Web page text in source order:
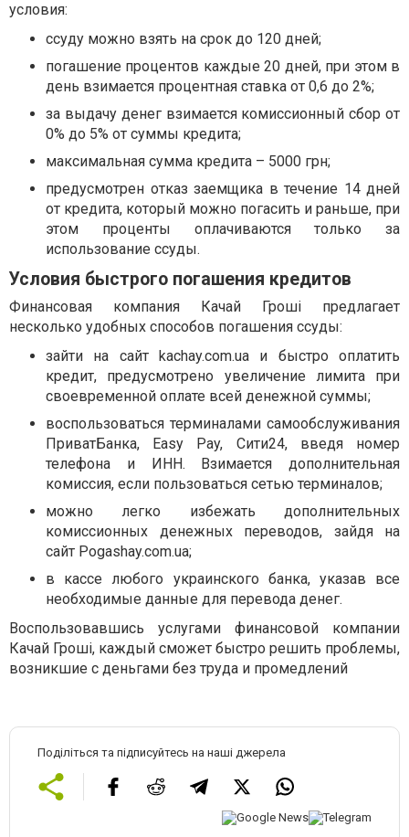
условия:
ссуду можно взять на срок до 120 дней;
погашение процентов каждые 20 дней, при этом в
день взимается процентная ставка от 0,6 до 2%;
за выдачу денег взимается комиссионный сбор от
0% до 5% от суммы кредита;
максимальная сумма кредита – 5000 грн;
предусмотрен отказ заемщика в течение 14 дней
от кредита, который можно погасить и раньше, при
этом проценты оплачиваются только за
использование ссуды.
Условия быстрого погашения кредитов
Финансовая компания Качай Гроші предлагает
несколько удобных способов погашения ссуды:
зайти на сайт kachay.com.ua и быстро оплатить
кредит, предусмотрено увеличение лимита при
своевременной оплате всей денежной суммы;
воспользоваться терминалами самообслуживания
ПриватБанка, Easy Pay, Сити24, введя номер
телефона и ИНН. Взимается дополнительная
комиссия, если пользоваться сетью терминалов;
можно легко избежать дополнительных
комиссионных денежных переводов, зайдя на
сайт Pogashay.com.ua;
в кассе любого украинского банка, указав все
необходимые данные для перевода денег.
Воспользовавшись услугами финансовой компании
Качай Гроші, каждый сможет быстро решить проблемы,
возникшие с деньгами без труда и промедлений
Поділіться та підписуйтесь на наші джерела